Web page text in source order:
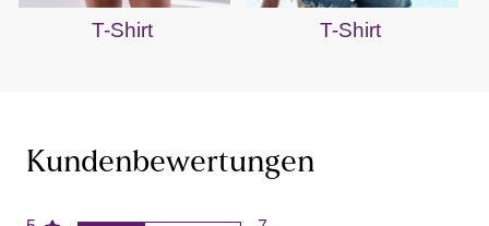
T-Shirt T-Shirt
Kundenbewertungen